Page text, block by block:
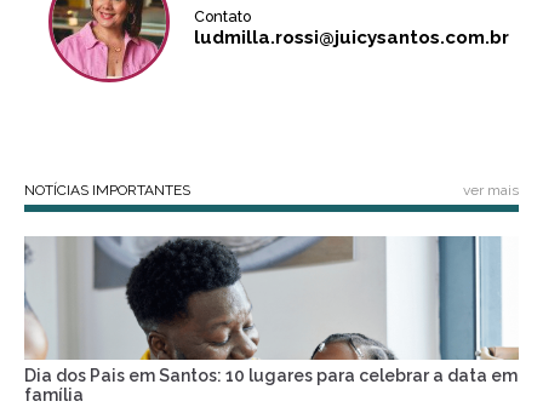
Contato
ludmilla.rossi@juicysantos.com.br
NOTÍCIAS IMPORTANTES ver mais
Dia dos Pais em Santos: 10 lugares para celebrar a data em
família